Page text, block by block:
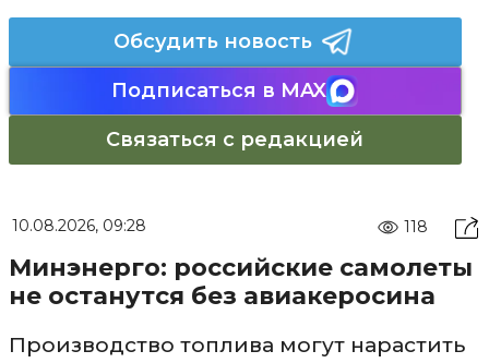
Обсудить новость
Подписаться в MAX
Связаться с редакцией
10.08.2026, 09:28 118
Минэнерго: российские самолеты
не останутся без авиакеросина
Производство топлива могут нарастить